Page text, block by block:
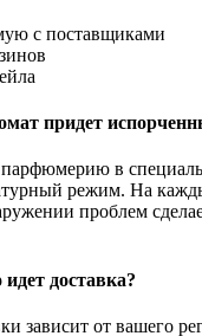
с поставщиками
придет
в
режим. На
проблем
доставка?
зависит от вашего